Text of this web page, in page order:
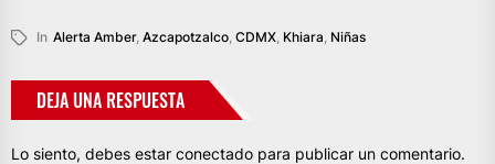
In Alerta Amber, Azcapotzalco CDMX Khiara Niñas
DEJA UNA RESPUESTA
Lo siento, debes estar conectado para publicar un comentario.